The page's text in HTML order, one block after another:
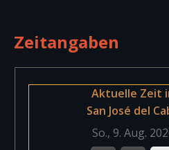
nördlich von San José
Zeitangaben
Aktuelle Zeit
San José del